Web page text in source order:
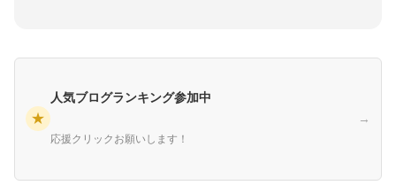
★
人気ブログランキング参加中
応援クリックお願いします！
→